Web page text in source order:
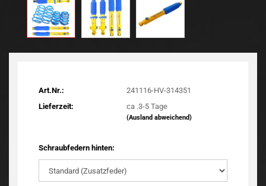
Art.Nr.:
241116-HV-314351
Lieferzeit:
ca .3-5 Tage
(Ausland abweichend)
Schraubfedern hinten: